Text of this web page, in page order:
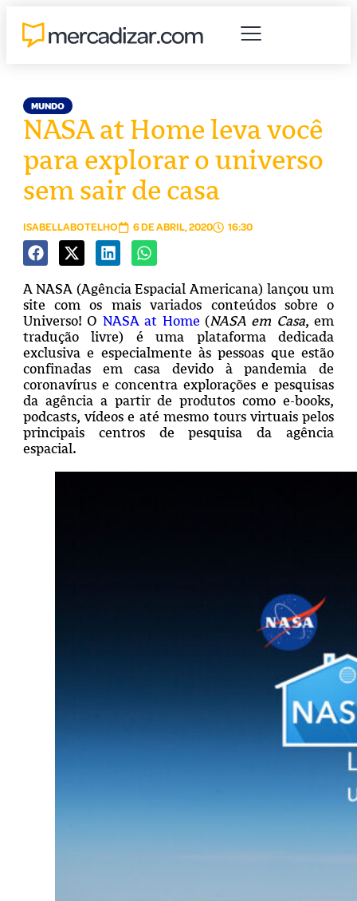
MUNDO
NASA at Home leva você
para explorar o universo
sem sair de casa
ISABELLABOTELHO 6 DE ABRIL, 2020 16:30
A NASA (Agência Espacial Americana) lançou um
site com os mais variados conteúdos sobre o
Universo! O NASA at Home (NASA em Casa, em
tradução livre) é uma plataforma dedicada
exclusiva e especialmente às pessoas que estão
confinadas em casa devido à pandemia de
coronavírus e concentra explorações e pesquisas
da agência a partir de produtos como e-books,
podcasts, vídeos e até mesmo tours virtuais pelos
principais centros de pesquisa da agência
espacial.